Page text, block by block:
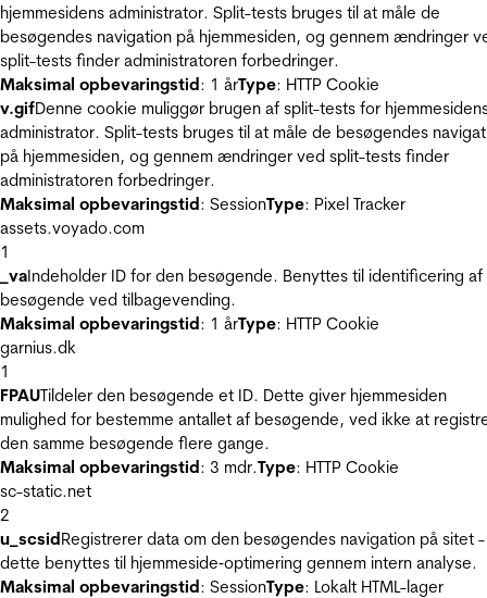
hjemmesidens administrator. Split-tests bruges til at måle de
besøgendes navigation på hjemmesiden, og gennem ændringer
split-tests finder administratoren forbedringer.
Maksimal opbevaringstid: 1 årType: HTTP Cookie
v.gifDenne cookie muliggør brugen af split-tests for
administrator. Split-tests bruges til at måle de besøgendes
på hjemmesiden, og gennem ændringer ved split-tests finder
administratoren forbedringer.
Maksimal opbevaringstid: SessionType: Pixel Tracker
assets.voyado.com
1
_vaIndeholder ID for den besøgende. Benyttes til identificering af
besøgende ved tilbagevending.
Maksimal opbevaringstid: 1 årType: HTTP Cookie
garnius.dk
1
FPAUTildeler den besøgende et ID. Dette giver hjemmesiden
mulighed for bestemme antallet af besøgende, ved ikke at
den samme besøgende flere gange.
Maksimal opbevaringstid: 3 mdr.Type: HTTP Cookie
sc-static.net
2
u_scsidRegistrerer data om den besøgendes navigation på sitet -
dette benyttes til hjemmeside‐optimering gennem intern analyse.
Maksimal opbevaringstid: SessionType: Lokalt HTML-lager